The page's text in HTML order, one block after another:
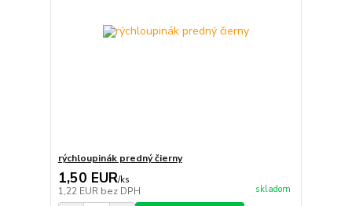
rýchloupinák predný čierny
1,50 EUR/ks
1,22 EUR bez DPH skladom